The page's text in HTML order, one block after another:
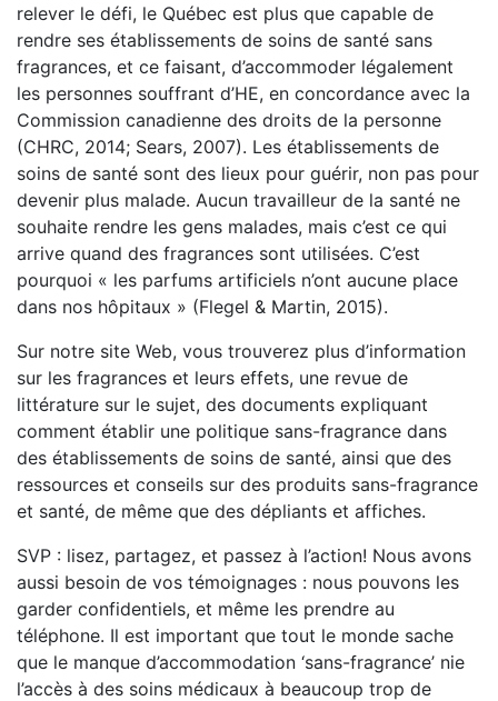
relever le défi, le Québec est plus que capable de
rendre ses établissements de soins de santé sans
fragrances, et ce faisant, d’accommoder légalement
les personnes souffrant d’HE, en concordance avec la
Commission canadienne des droits de la personne
(CHRC, 2014; Sears, 2007). Les établissements de
soins de santé sont des lieux pour guérir, non pas pour
devenir plus malade. Aucun travailleur de la santé ne
souhaite rendre les gens malades, mais c’est ce qui
arrive quand des fragrances sont utilisées. C’est
pourquoi « les parfums artificiels n’ont aucune place
dans nos hôpitaux » (Flegel & Martin, 2015).
Sur notre site Web, vous trouverez plus d’information
sur les fragrances et leurs effets, une revue de
littérature sur le sujet, des documents expliquant
comment établir une politique sans-fragrance dans
des établissements de soins de santé, ainsi que des
ressources et conseils sur des produits sans-fragrance
et santé, de même que des dépliants et affiches.
SVP : lisez, partagez, et passez à l’action! Nous avons
aussi besoin de vos témoignages : nous pouvons les
garder confidentiels, et même les prendre au
téléphone. Il est important que tout le monde sache
que le manque d’accommodation ‘sans-fragrance’ nie
l’accès à des soins médicaux à beaucoup trop de